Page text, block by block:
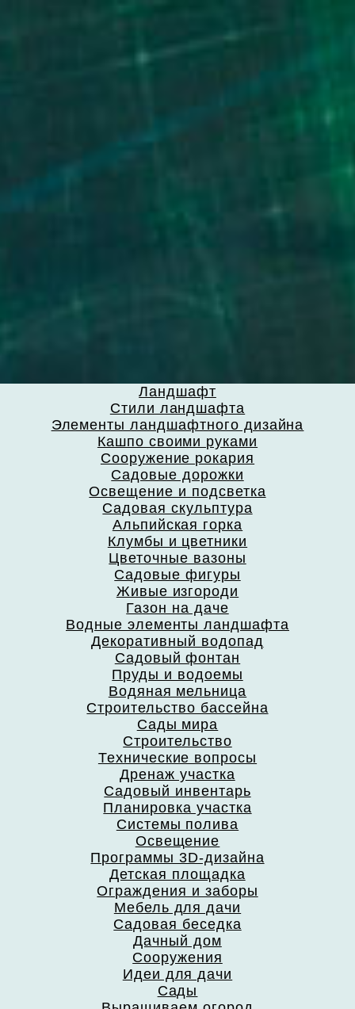
Ландшафт
Стили ландшафта
Элементы ландшафтного дизайна
Кашпо своими руками
Сооружение рокария
Садовые дорожки
Освещение и подсветка
Садовая скульптура
Альпийская горка
Клумбы и цветники
Цветочные вазоны
Садовые фигуры
Живые изгороди
Газон на даче
Водные элементы ландшафта
Декоративный водопад
Садовый фонтан
Пруды и водоемы
Водяная мельница
Строительство бассейна
Сады мира
Строительство
Технические вопросы
Дренаж участка
Садовый инвентарь
Планировка участка
Системы полива
Освещение
Программы 3D-дизайна
Детская площадка
Ограждения и заборы
Мебель для дачи
Садовая беседка
Дачный дом
Сооружения
Идеи для дачи
Сады